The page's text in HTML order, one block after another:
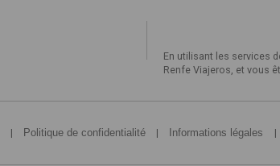
En utilisant les services
Renfe Viajeros, et vous
| Politique de confidentialité | Informations légales |